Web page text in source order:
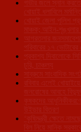
গভীর জলে স্নান
খোয়াই ধলাবিলে
খোয়াই জেলা পুলিশ
মাঞ্চক; আইন-শৃঙ্খলার
আগরতলার
পরিবারের ১৭
প্রকাশ্য দিবালোকে
চুরি, চাঞ্চল্য
সাব্রুমে সাংবাদিক
রবিবার এলেই
জনরোষের আবহে
কৃষকদের
উইডার বিতরণ
‘কৃষিমন্ত্রী ক্ষেতে
বিল নিয়ে মানিক